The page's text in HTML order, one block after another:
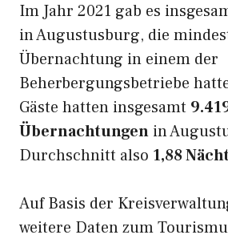
Im Jahr 2021 gab es
in Augustusburg, die
Übernachtung in einem der
Beherbergungsbetriebe
Gäste hatten insgesamt
Übernachtungen in
Durchschnitt also 1,88
Auf Basis der
weitere Daten zum